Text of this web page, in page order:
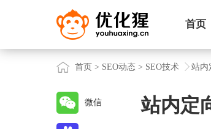
首页
首页 > SEO动态 > SEO技术 站内
站内定
微信